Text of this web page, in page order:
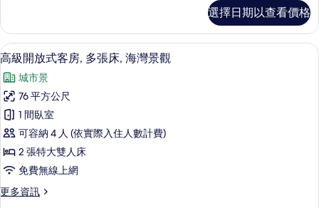
張
床,
城
市
景
觀
的
所
有
相
開
放
式
房,
多
張
床,
城
市
景
觀
詳
選擇日期以查看價格
顯
示
高
級
開
放
式
客
房,
高級開放式客房, 多張床, 海灣景觀 |
7
高級開放式客房, 多張床, 海灣景觀
城市景
76 平方公尺
1 間臥室
可容納 4 人 (依實際入住人數計費)
2 張特大雙人床
免費無線上網
更多資訊
更